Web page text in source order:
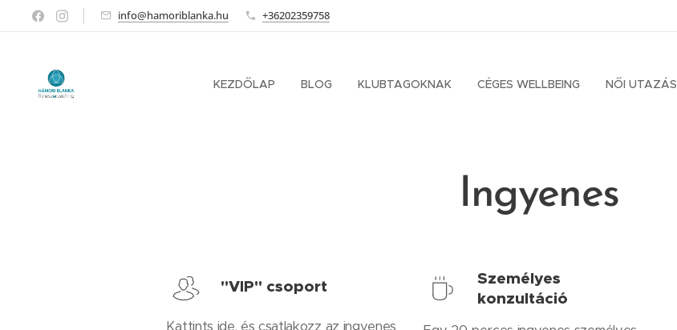
info@hamoriblanka.hu +36202359758
KEZDŐLAP BLOG KLUBTAGOKNAK CÉGES WELLBEING NŐI UTAZÁS
Ingyenes
"VIP" csoport
Kattints ide, és csatlakozz az ingyenes
Személyes
konzultáció